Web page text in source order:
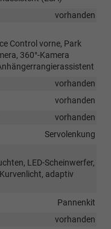
vorhanden
Control vorne, Park
360°-Kamera
vorhanden
vorhanden
vorhanden
Servolenkung
LED-Scheinwerfer,
adaptiv
Pannenkit
vorhanden